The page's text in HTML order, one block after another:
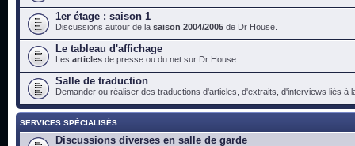
1er étage : saison 1
Discussions autour de la saison 2004/2005 de Dr House.
Le tableau d'affichage
Les articles de presse ou du net sur Dr House.
Salle de traduction
Demander ou réaliser des traductions d'articles, d'extraits, d'interviews liés à
SERVICES SPÉCIALISÉS
Discussions diverses en salle de garde